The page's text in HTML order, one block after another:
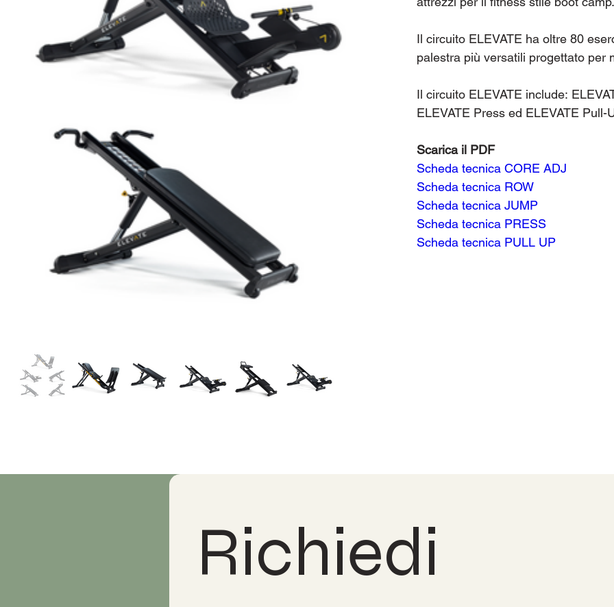
Il circuito ELEVATE ha oltre 80
palestra più versatili progettato per
Il circuito ELEVATE include:
ELEVATE Press ed ELEVATE Pull-
Scarica il PDF
Scheda tecnica CORE ADJ
Scheda tecnica ROW
Scheda tecnica JUMP
Scheda tecnica PRESS
Scheda tecnica PULL UP
Richiedi